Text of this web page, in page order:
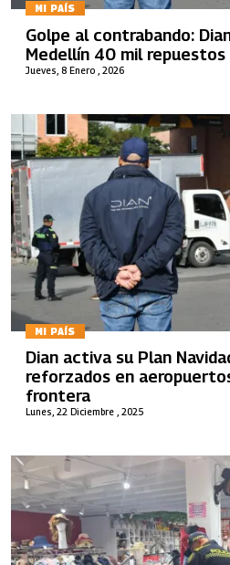
MI PAÍS
Jueves, 8 Enero , 2026
Golpe al contrabando:
Medellín 40 mil repuestos
MI PAÍS
Lunes, 22 Diciembre , 2025
Dian activa su Plan
reforzados en
frontera